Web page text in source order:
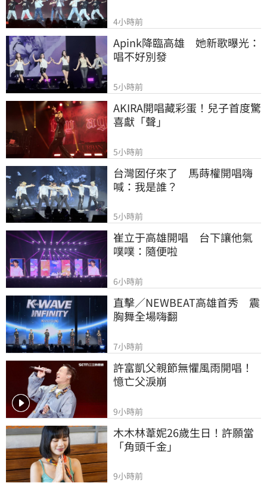
4小時前
Apink降臨高雄　她新歌曝光：
唱不好別發
5小時前
AKIRA開唱藏彩蛋！兒子首度驚
喜獻「聲」
5小時前
台灣囡仔來了　馬蒔權開唱嗨
喊：我是誰？
5小時前
崔立于高雄開唱　台下讓他氣
噗噗：隨便啦
6小時前
直擊／NEWBEAT高雄首秀　震
胸舞全場嗨翻
7小時前
許富凱父親節無懼風雨開唱！
憶亡父淚崩
9小時前
木木林葦妮26歲生日！許願當
「角頭千金」
9小時前